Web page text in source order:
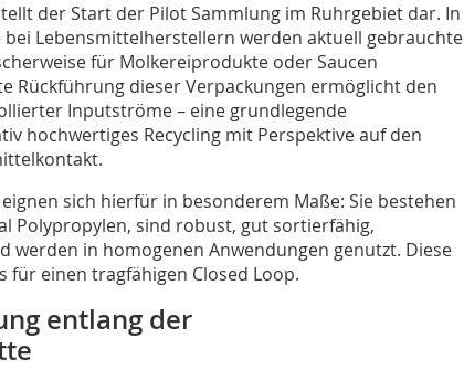
der Start der Pilot Sammlung im Ruhrgebiet dar. In
Lebensmittelherstellern werden aktuell gebrauchte
für Molkereiprodukte oder Saucen
Rückführung dieser Verpackungen ermöglicht den
Inputströme – eine grundlegende
hochwertiges Recycling mit Perspektive auf den
sich hierfür in besonderem Maße: Sie bestehen
Polypropylen, sind robust, gut sortierfähig,
werden in homogenen Anwendungen genutzt. Diese
für einen tragfähigen Closed Loop.
entlang der